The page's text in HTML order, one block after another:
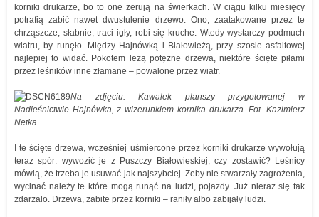
korniki drukarze, bo to one żerują na świerkach. W ciągu kilku miesięcy
potrafią zabić nawet dwustulenie drzewo. Ono, zaatakowane przez te
chrząszcze, słabnie, traci igły, robi się kruche. Wtedy wystarczy podmuch
wiatru, by runęło. Między Hajnówką i Białowieżą, przy szosie asfaltowej
najlepiej to widać. Pokotem leżą potężne drzewa, niektóre ścięte piłami
przez leśników inne złamane – powalone przez wiatr.
Na zdjęciu: Kawałek planszy przygotowanej w
Nadleśnictwie Hajnówka, z wizerunkiem kornika drukarza. Fot. Kazimierz
Netka.
I te ścięte drzewa, wcześniej uśmiercone przez korniki drukarze wywołują
teraz spór: wywozić je z Puszczy Białowieskiej, czy zostawić? Leśnicy
mówią, że trzeba je usuwać jak najszybciej. Żeby nie stwarzały zagrożenia,
wycinać należy te które mogą runąć na ludzi, pojazdy. Już nieraz się tak
zdarzało. Drzewa, zabite przez korniki – raniły albo zabijały ludzi.